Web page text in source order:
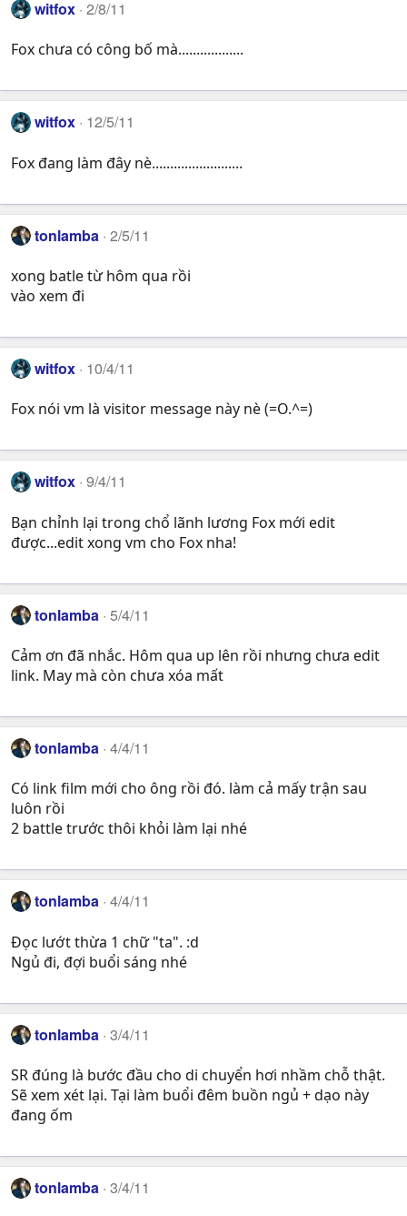
witfox 2/8/11
Fox chưa có công bố mà..................
witfox 12/5/11
Fox đang làm đây nè.........................
tonlamba 2/5/11
xong batle từ hôm qua rồi
vào xem đi
witfox 10/4/11
Fox nói vm là visitor message này nè (=O.^=)
witfox 9/4/11
Bạn chỉnh lại trong chổ lãnh lương Fox mới edit
được...edit xong vm cho Fox nha!
tonlamba 5/4/11
Cảm ơn đã nhắc. Hôm qua up lên rồi nhưng chưa edit
link. May mà còn chưa xóa mất
tonlamba 4/4/11
Có link film mới cho ông rồi đó. làm cả mấy trận sau
luôn rồi
2 battle trước thôi khỏi làm lại nhé
tonlamba 4/4/11
Đọc lướt thừa 1 chữ "ta". :d
Ngủ đi, đợi buổi sáng nhé
tonlamba 3/4/11
SR đúng là bước đầu cho di chuyển hơi nhầm chỗ thật.
Sẽ xem xét lại. Tại làm buổi đêm buồn ngủ + dạo này
đang ốm
tonlamba 3/4/11